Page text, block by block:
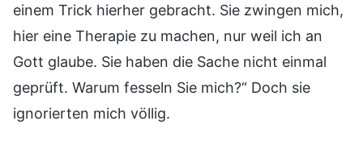
einem Trick hierher gebracht. Sie zwingen mich,
hier eine Therapie zu machen, nur weil ich an
Gott glaube. Sie haben die Sache nicht einmal
geprüft. Warum fesseln Sie mich?“ Doch sie
ignorierten mich völlig.